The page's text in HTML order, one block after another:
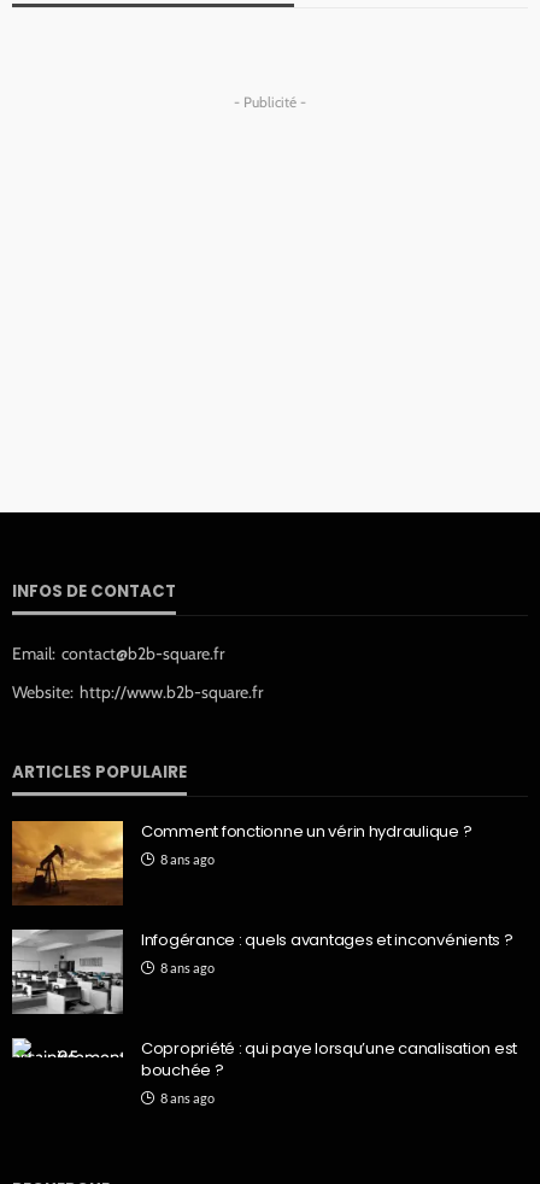
- Publicité -
INFOS DE CONTACT
Email: contact@b2b-square.fr
Website: http://www.b2b-square.fr
ARTICLES POPULAIRE
Comment fonctionne un vérin hydraulique ?
8 ans ago
Infogérance : quels avantages et inconvénients ?
8 ans ago
Copropriété : qui paye lorsqu’une canalisation est
bouchée ?
8 ans ago